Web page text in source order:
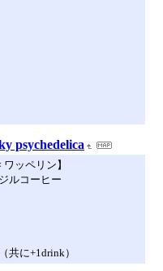
psychedelica
ワッペリン】
ルコーヒー
共に+1drink）